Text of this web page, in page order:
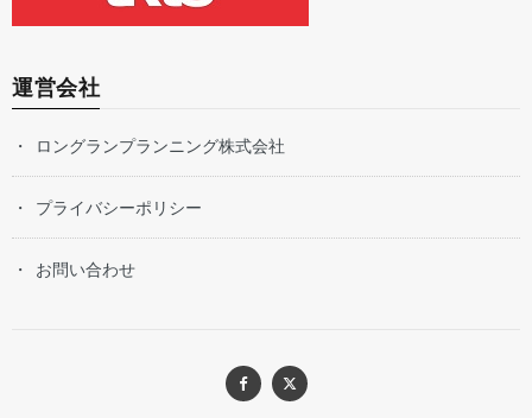
運営会社
ロングランプランニング株式会社
プライバシーポリシー
お問い合わせ